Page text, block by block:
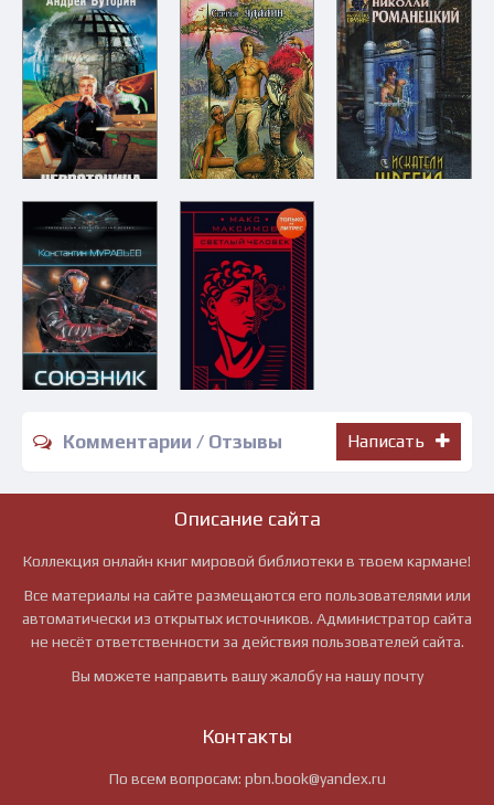
Комментарии / Отзывы Написать
Описание сайта
Коллекция онлайн книг мировой библиотеки в твоем кармане!
Все материалы на сайте размещаются его пользователями или
автоматически из открытых источников. Администратор сайта
не несёт ответственности за действия пользователей сайта.
Вы можете направить вашу жалобу на нашу почту
Контакты
По всем вопросам: pbn.book@yandex.ru